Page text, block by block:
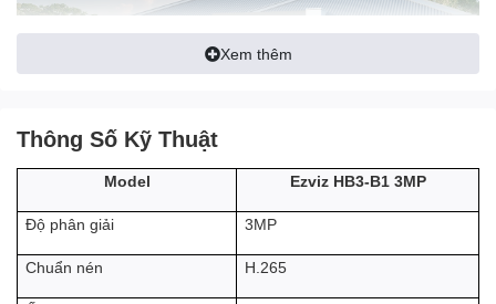
Camera Ezviz HB3 dùng pincủa Ezviz là sản phẩm tiếp theo
được ra mắt với giá thành cạnh tranh hơn được Ezviz đưa ra thị
trường. Với tích hợp đầy đủ tính năng thông minh, hoạt động hiệu
Xem thêm
Thông Số Kỹ Thuật
Model Ezviz HB3-B1 3MP
Độ phân giải 3MP
Chuẩn nén H.265